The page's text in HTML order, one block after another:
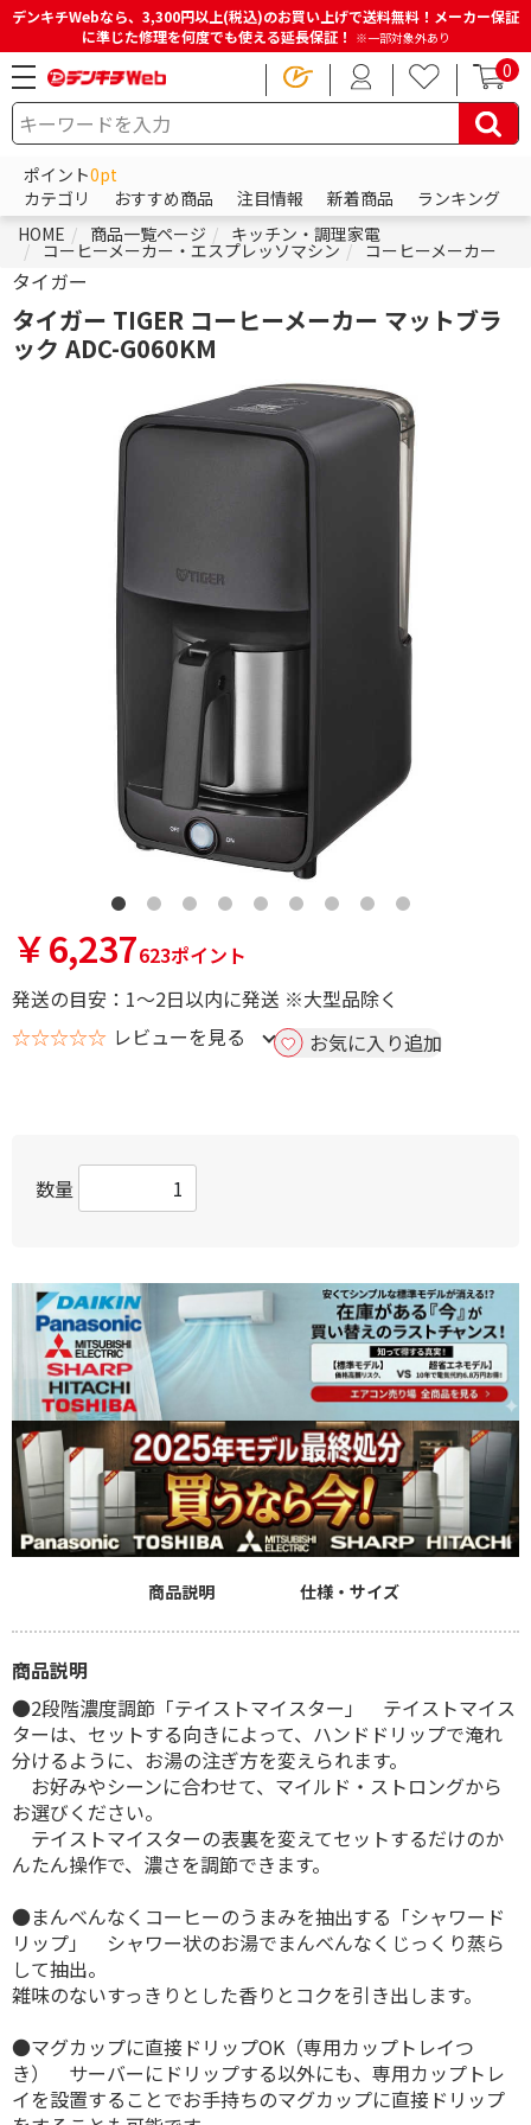
デンキチWebなら、3,300円以上(税込)のお買い上げで送料無料！メーカー保証
に準じた修理を何度でも使える延長保証！ ※一部対象外あり
0
ポイント0pt
カテゴリ
おすすめ商品 注目情報 新着商品
ランキング
HOME
商品一覧ページ キッチン・調理家電
コーヒーメーカー・エスプレッソマシン コーヒーメーカー
タイガー
タイガー TIGER コーヒーメーカー マットブラ
ック ADC-G060KM
￥6,237623ポイント
発送の目安：1～2日以内に発送 ※大型品除く
☆☆☆☆☆ レビューを見る お気に入り追加
数量
商品説明 仕様・サイズ
商品説明
●2段階濃度調節「テイストマイスター」 テイストマイス
ターは、セットする向きによって、ハンドドリップで淹れ
分けるように、お湯の注ぎ方を変えられます。
お好みやシーンに合わせて、マイルド・ストロングから
お選びください。
テイストマイスターの表裏を変えてセットするだけのか
んたん操作で、濃さを調節できます。
●まんべんなくコーヒーのうまみを抽出する「シャワード
リップ」 シャワー状のお湯でまんべんなくじっくり蒸ら
して抽出。
雑味のないすっきりとした香りとコクを引き出します。
●マグカップに直接ドリップOK（専用カップトレイつ
き） サーバーにドリップする以外にも、専用カップトレ
イを設置することでお手持ちのマグカップに直接ドリップ